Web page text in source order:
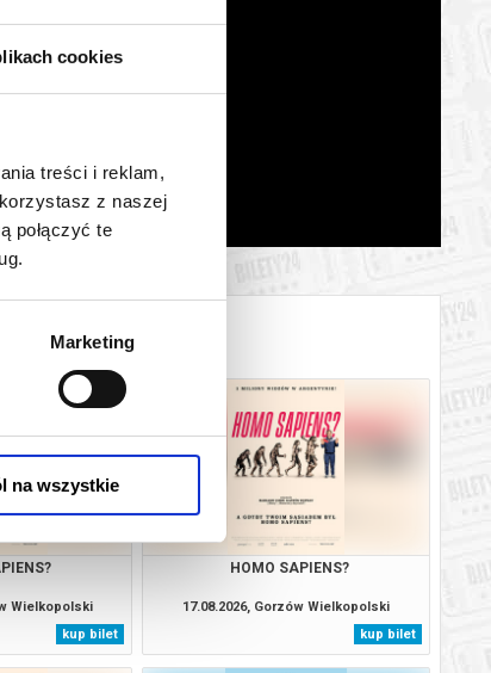
cookies
treści i reklam,
z naszej
połączyć te
Marketing
na wszystkie
Wielkopolski
kup bilet
HOMO SAPIENS?
17.08.2026, Gorzów Wielkopolski
kup bilet